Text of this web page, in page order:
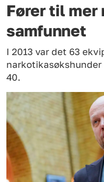
Fører til mer
samfunnet
I 2013 var det 63
40.